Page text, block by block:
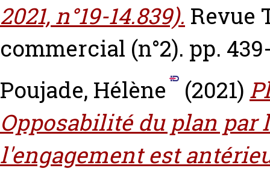
2021, n°19-14.839). Revue
commercial (n°2). pp.
Poujade, Hélène
(2021)
Opposabilité du plan par
l'engagement est